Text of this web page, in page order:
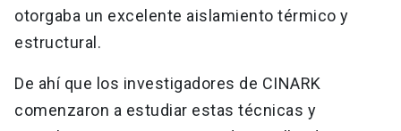
otorgaba un excelente aislamiento térmico y
estructural.
De ahí que los investigadores de CINARK
comenzaron a estudiar estas técnicas y